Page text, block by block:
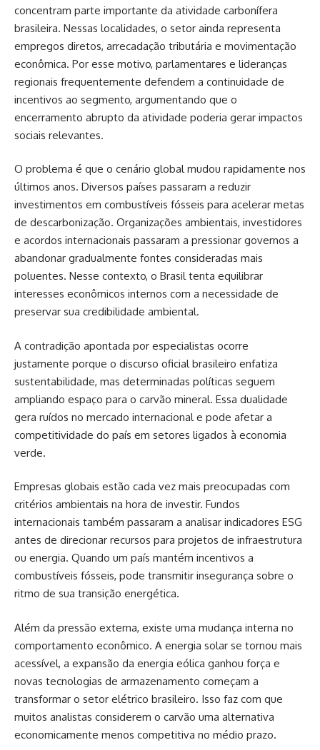
concentram parte importante da atividade carbonífera
brasileira. Nessas localidades, o setor ainda representa
empregos diretos, arrecadação tributária e movimentação
econômica. Por esse motivo, parlamentares e lideranças
regionais frequentemente defendem a continuidade de
incentivos ao segmento, argumentando que o
encerramento abrupto da atividade poderia gerar impactos
sociais relevantes.
O problema é que o cenário global mudou rapidamente nos
últimos anos. Diversos países passaram a reduzir
investimentos em combustíveis fósseis para acelerar metas
de descarbonização. Organizações ambientais, investidores
e acordos internacionais passaram a pressionar governos a
abandonar gradualmente fontes consideradas mais
poluentes. Nesse contexto, o Brasil tenta equilibrar
interesses econômicos internos com a necessidade de
preservar sua credibilidade ambiental.
A contradição apontada por especialistas ocorre
justamente porque o discurso oficial brasileiro enfatiza
sustentabilidade, mas determinadas políticas seguem
ampliando espaço para o carvão mineral. Essa dualidade
gera ruídos no mercado internacional e pode afetar a
competitividade do país em setores ligados à economia
verde.
Empresas globais estão cada vez mais preocupadas com
critérios ambientais na hora de investir. Fundos
internacionais também passaram a analisar indicadores ESG
antes de direcionar recursos para projetos de infraestrutura
ou energia. Quando um país mantém incentivos a
combustíveis fósseis, pode transmitir insegurança sobre o
ritmo de sua transição energética.
Além da pressão externa, existe uma mudança interna no
comportamento econômico. A energia solar se tornou mais
acessível, a expansão da energia eólica ganhou força e
novas tecnologias de armazenamento começam a
transformar o setor elétrico brasileiro. Isso faz com que
muitos analistas considerem o carvão uma alternativa
economicamente menos competitiva no médio prazo.